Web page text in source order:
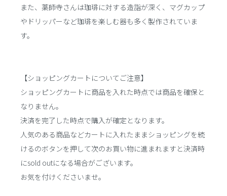
また、薬師寺さんは珈琲に対する造詣が深く、マグカップ
やドリッパーなど珈琲を楽しむ器も多く製作されていま
す。
【ショッピングカートについてご注意】
ショッピングカートに商品を入れた時点では商品を確保と
なりません。
決済を完了した時点で購入が確定となります。
人気のある商品などカートに入れたままショッピングを続
けるのボタンを押して次のお買い物に進まれますと決済時
にsold outになる場合がございます。
お気を付けくださいませ。